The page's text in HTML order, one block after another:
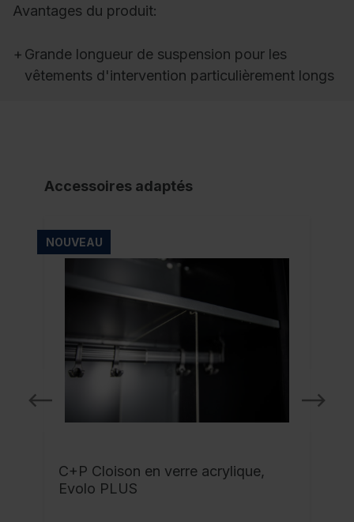
Avantages du produit:
+ Grande longueur de suspension pour les
vêtements d'intervention particulièrement longs
Accessoires adaptés
NOUVEAU
C+P Cloison en verre acrylique,
Evolo PLUS